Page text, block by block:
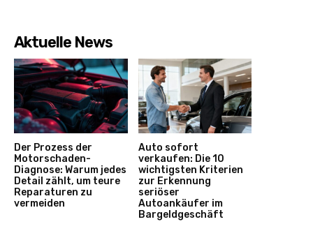
Aktuelle News
Der Prozess der
Motorschaden-
Diagnose: Warum jedes
Detail zählt, um teure
Reparaturen zu
vermeiden
Auto sofort
verkaufen: Die 10
wichtigsten Kriterien
zur Erkennung
seriöser
Autoankäufer im
Bargeldgeschäft